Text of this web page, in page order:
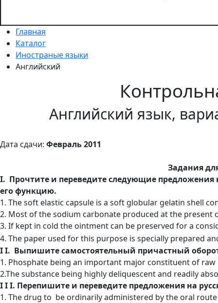
Главная
Каталог
Иностраные языки
Английский
Английский язык,
Дата сдачи: Февраль 2011
Задания
I. Прочтите и переведите следующие
его функцию.
1. The soft elastic capsule is a soft globular gelatin shell
2. Most of the sodium carbonate produced at the
3. If kept in cold the ointment can be preserved for a
4. The paper used for this purpose is specially prepared
II. Выпишите самостоятельный причастный
1. Phosphate being an important major constituent of
2.The substance being highly deliquescent and readily
III. Перепишите и переведите предложения на
1. The drug to be ordinarily administered by the oral